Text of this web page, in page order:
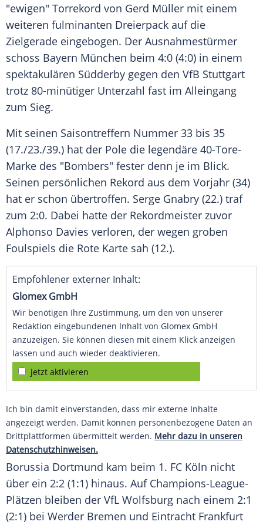
"ewigen" Torrekord von Gerd Müller mit einem
weiteren fulminanten Dreierpack auf die
Zielgerade eingebogen. Der Ausnahmestürmer
schoss Bayern München beim 4:0 (4:0) in einem
spektakulären Südderby gegen den VfB Stuttgart
trotz 80-minütiger Unterzahl fast im Alleingang
zum Sieg.
Mit seinen Saisontreffern Nummer 33 bis 35
(17./23./39.) hat der Pole die legendäre 40-Tore-
Marke des "Bombers" fester denn je im Blick.
Seinen persönlichen Rekord aus dem Vorjahr (34)
hat er schon übertroffen. Serge Gnabry (22.) traf
zum 2:0. Dabei hatte der Rekordmeister zuvor
Alphonso Davies verloren, der wegen groben
Foulspiels die Rote Karte sah (12.).
Empfohlener externer Inhalt:
Glomex GmbH
Wir benötigen Ihre Zustimmung, um den von unserer
Redaktion eingebundenen Inhalt von Glomex GmbH
anzuzeigen. Sie können diesen mit einem Klick anzeigen
lassen und auch wieder deaktivieren.
jetzt aktivieren
Ich bin damit einverstanden, dass mir externe Inhalte
angezeigt werden. Damit können personenbezogene Daten an
Drittplattformen übermittelt werden. Mehr dazu in unseren
Datenschutzhinweisen.
Borussia Dortmund kam beim 1. FC Köln nicht
über ein 2:2 (1:1) hinaus. Auf Champions-League-
Plätzen bleiben der VfL Wolfsburg nach einem 2:1
(2:1) bei Werder Bremen und Eintracht Frankfurt